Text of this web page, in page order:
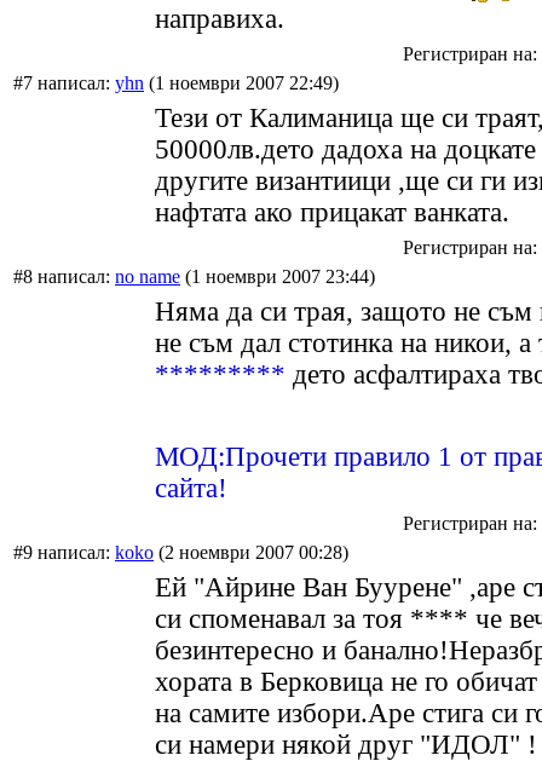
направиха.
Регистриран
#7 написал: yhn (1 ноември 2007 22:49)
Тези от Калиманица ще си
50000лв.дето дадоха на доцкате
другите византиици ,ще си ги
нафтата ако прицакат ванката.
Регистриран
#8 написал: no name (1 ноември 2007 23:44)
Няма да си трая, защото не съм
не съм дал стотинка на никои, а
********* дето асфалтираха
МОД:Прочети правило 1 от
сайта!
Регистриран
#9 написал: koko (2 ноември 2007 00:28)
Ей "Айрине Ван Буурене" ,аре
си споменавал за тоя **** че
безинтересно и
хората в Берковица не го
на самите избори.Аре стига си
си намери някой друг "ИДОЛ"